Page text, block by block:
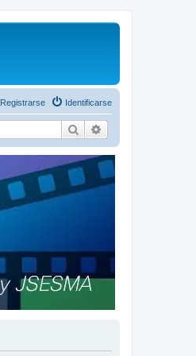
Identificarse
Registrarse
Buscar